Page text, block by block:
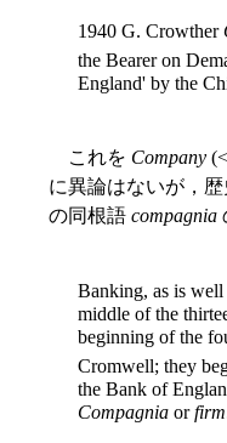
1940 G. Crowther
the Bearer on
England' by the
これを Company
に異論はないが，
の同根語 compagnia
Banking, as is
middle of the
beginning of the
Cromwell; they
the Bank of
Compagnia orfirm